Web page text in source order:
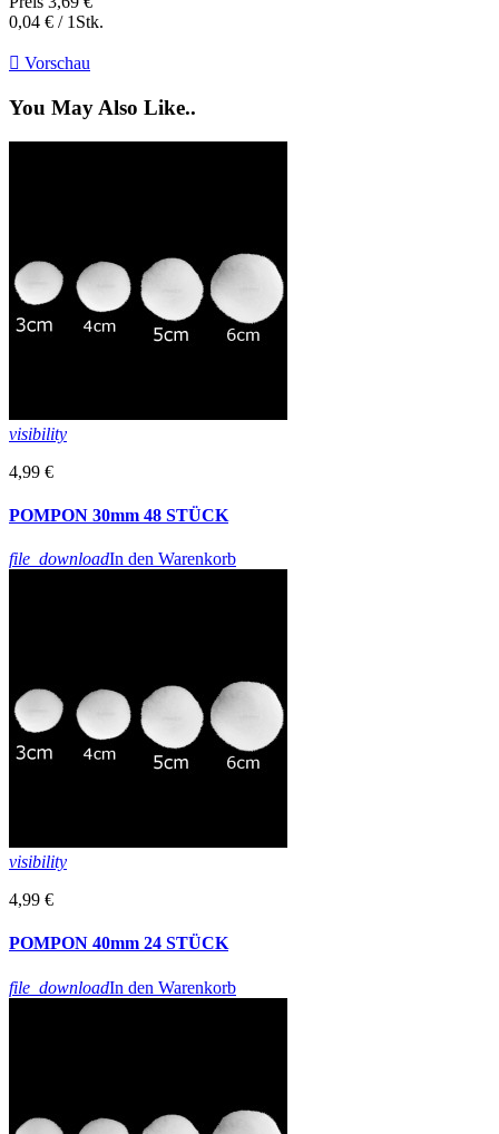
0,04 € / 1Stk.
 Vorschau
You May Also Like..
visibility
4,99 €
POMPON 30mm 48 STÜCK
file_downloadIn den Warenkorb
visibility
4,99 €
POMPON 40mm 24 STÜCK
file_downloadIn den Warenkorb